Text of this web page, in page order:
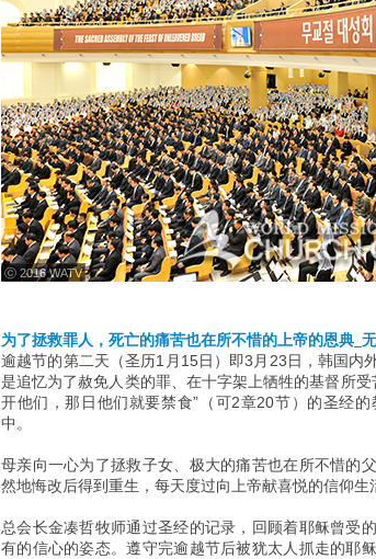
ⓒ 2016 WATV
为了拯救罪人，死亡的痛苦也在所不惜的上帝的恩典_
逾越节的第二天（圣历1月15日）即3月23日，韩国内
是追忆为了赦免人类的罪、在十字架上牺牲的基督所
开他们，那日他们就要禁食”（可2章20节）的圣经
中。
母亲向一心为了拯救子女、极大的痛苦也在所不惜的
然地悔改后得到重生，每天度过向上帝献喜悦的信仰生
总会长金凑哲牧师通过圣经的记录，回顾着耶稣曾受
有的信心的姿态。遵守完逾越节后被犹太人抓走的耶